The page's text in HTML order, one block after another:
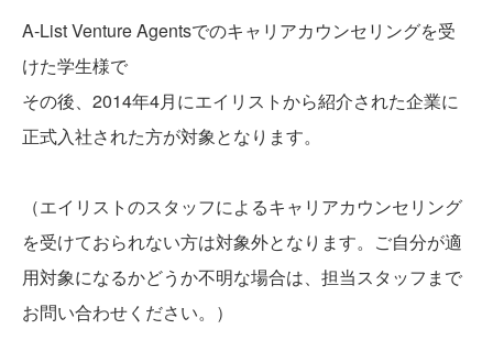
A-List Venture Agentsでのキャリアカウンセリングを受
けた学生様で
その後、2014年4月にエイリストから紹介された企業に
正式入社された方が対象となります。
（エイリストのスタッフによるキャリアカウンセリング
を受けておられない方は対象外となります。ご自分が適
用対象になるかどうか不明な場合は、担当スタッフまで
お問い合わせください。）